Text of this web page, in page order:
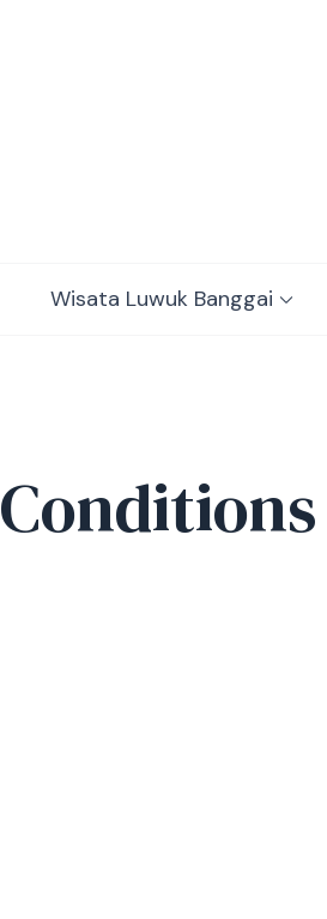
Wisata Luwuk Banggai